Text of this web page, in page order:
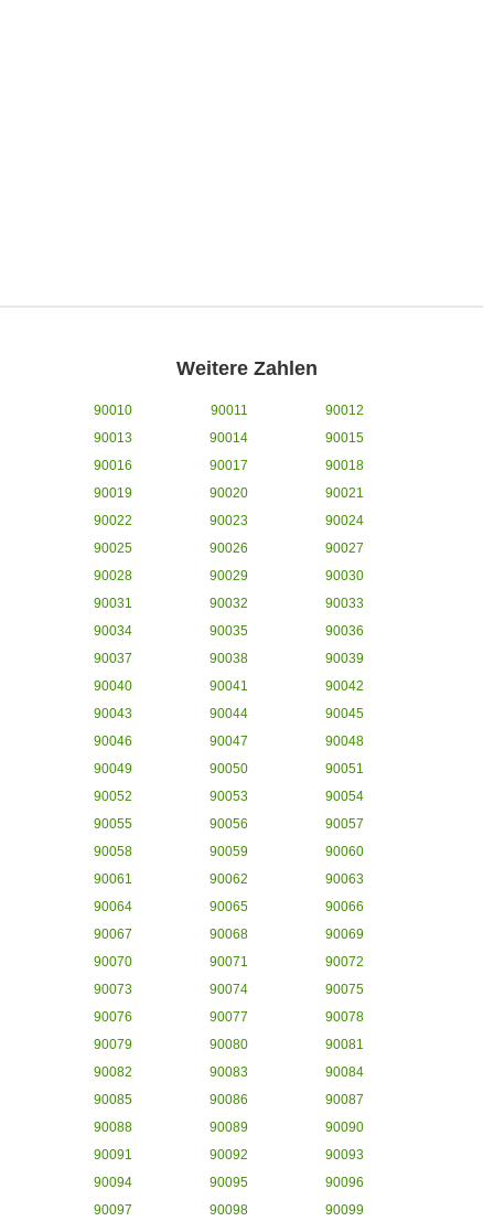
Weitere Zahlen
90010 90011
90012
90013
90014
90015
90016
90017
90018
90019
90020
90021
90022
90023
90024
90025
90026
90027
90028
90029
90030
90031
90032
90033
90034
90035
90036
90037
90038
90039
90040
90041
90042
90043
90044
90045
90046
90047
90048
90049
90050
90051
90052
90053
90054
90055
90056
90057
90058
90059
90060
90061
90062
90063
90064
90065
90066
90067
90068
90069
90070
90071
90072
90073
90074
90075
90076
90077
90078
90079
90080
90081
90082
90083
90084
90085
90086
90087
90088
90089
90090
90091
90092
90093
90094
90095
90096
90097
90098
90099